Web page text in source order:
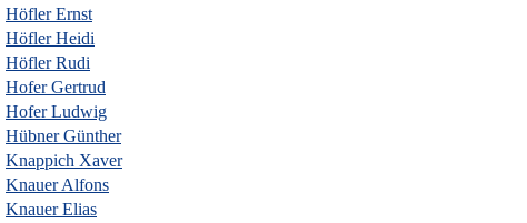
Höfler Ernst
Höfler Heidi
Höfler Rudi
Hofer Gertrud
Hofer Ludwig
Hübner Günther
Knappich Xaver
Knauer Alfons
Knauer Elias